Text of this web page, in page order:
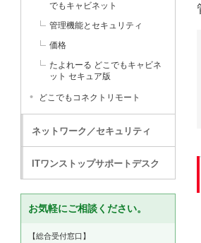
でもキャビネット
管理機能とセキュリティ
価格
たよれーる どこでもキャビネ
ット セキュア版
どこでもコネクトリモート
ネットワーク／セキュリティ
ITワンストップサポートデスク
お気軽にご相談ください。
【総合受付窓口】